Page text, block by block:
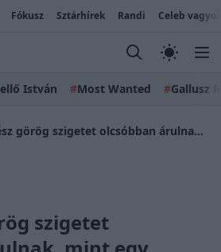
Fókusz Sztárhírek Randi Celeb
István #Most Wanted #Gallusz
Egy egész görög szigetet olcsóbban árulnak, mint egy budapesti lakást
szigetet